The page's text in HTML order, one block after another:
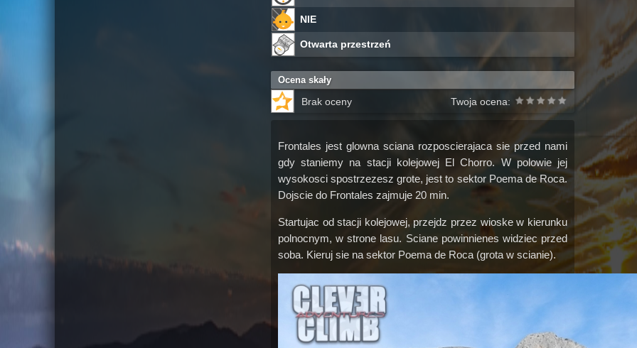
NIE
Otwarta przestrzeń
Ocena skały
Brak oceny Twoja ocena:
Frontales jest glowna sciana rozposcierajaca sie przed nami
gdy staniemy na stacji kolejowej El Chorro. W polowie jej
wysokosci spostrzezesz grote, jest to sektor Poema de Roca.
Dojscie do Frontales zajmuje 20 min.
Startujac od stacji kolejowej, przejdz przez wioske w kierunku
polnocnym, w strone lasu. Sciane powinnienes widziec przed
soba. Kieruj sie na sektor Poema de Roca (grota w scianie).